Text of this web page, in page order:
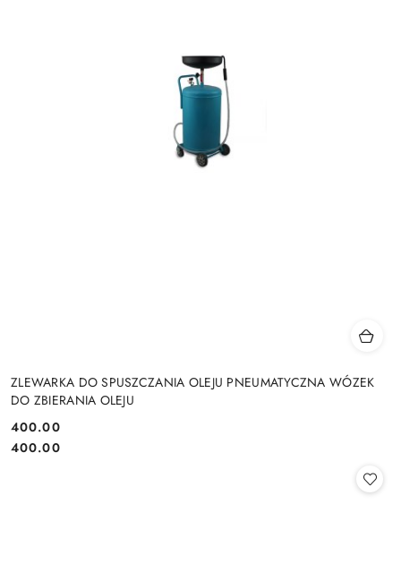
ZLEWARKA DO SPUSZCZANIA OLEJU PNEUMATYCZNA WÓZEK
DO ZBIERANIA OLEJU
Cena:
400.00
Cena:
400.00